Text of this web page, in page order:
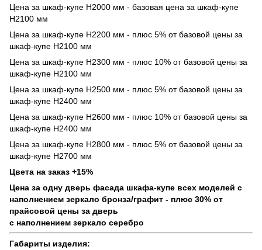
Цена за шкаф-купе Н2000 мм - базовая цена за шкаф-купе
Н2100 мм
Цена за шкаф-купе Н2200 мм - плюс 5% от базовой цены за
шкаф-купе Н2100 мм
Цена за шкаф-купе Н2300 мм - плюс 10% от базовой цены за
шкаф-купе Н2100 мм
Цена за шкаф-купе Н2500 мм - плюс 5% от базовой цены за
шкаф-купе Н2400 мм
Цена за шкаф-купе Н2600 мм - плюс 10% от базовой цены за
шкаф-купе Н2400 мм
Цена за шкаф-купе Н2800 мм - плюс 5% от базовой цены за
шкаф-купе Н2700 мм
Цвета на заказ +15%
Цена за одну дверь фасада шкафа-купе всех моделей с
наполнением зеркало бронза/графит - плюс 30% от
прайсовой цены за дверь
с наполнением зеркало серебро
Габариты изделия: